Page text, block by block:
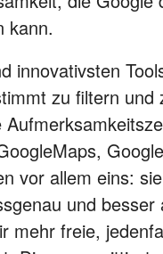
kann.
innovativsten
zu filtern
vor allem eins:
und besser
mehr freie,